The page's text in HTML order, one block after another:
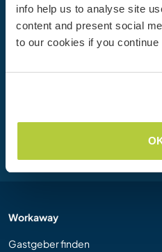
info help us to analyse site
content and present social
to our cookies if you
heute
Werde heute Mitglied der
Möglichkeiten weltweit.
Workaway
Gastgeber finden